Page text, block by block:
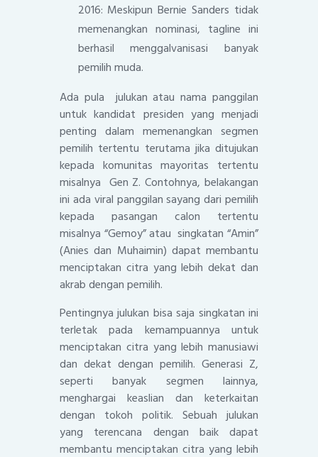
2016: Meskipun Bernie Sanders tidak
memenangkan nominasi, tagline ini
berhasil menggalvanisasi banyak
pemilih muda.
Ada pula julukan atau nama panggilan
untuk kandidat presiden yang menjadi
penting dalam memenangkan segmen
pemilih tertentu terutama jika ditujukan
kepada komunitas mayoritas tertentu
misalnya Gen Z. Contohnya, belakangan
ini ada viral panggilan sayang dari pemilih
kepada pasangan calon tertentu
misalnya “Gemoy” atau singkatan “Amin”
(Anies dan Muhaimin) dapat membantu
menciptakan citra yang lebih dekat dan
akrab dengan pemilih.
Pentingnya julukan bisa saja singkatan ini
terletak pada kemampuannya untuk
menciptakan citra yang lebih manusiawi
dan dekat dengan pemilih. Generasi Z,
seperti banyak segmen lainnya,
menghargai keaslian dan keterkaitan
dengan tokoh politik. Sebuah julukan
yang terencana dengan baik dapat
membantu menciptakan citra yang lebih